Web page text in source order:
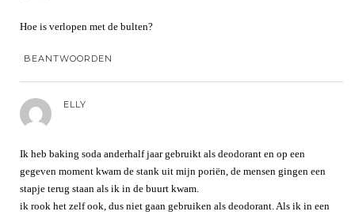
Hoe is verlopen met de bulten?
BEANTWOORDEN
ELLY
Ik heb baking soda anderhalf jaar gebruikt als deodorant en op een
gegeven moment kwam de stank uit mijn poriën, de mensen gingen een
stapje terug staan als ik in de buurt kwam.
ik rook het zelf ook, dus niet gaan gebruiken als deodorant. Als ik in een